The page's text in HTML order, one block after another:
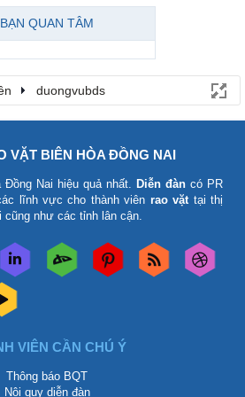
QUAN TÂM
duongvubds
VẶT BIÊN HÒA ĐỒNG NAI
Đồng Nai hiệu quả nhất. Diễn đàn có PR
lĩnh vực cho thành viên rao vặttại thị
như các tỉnh lân cận.
VIÊN CẦN CHÚ Ý
Thông báo BQT
Nội quy diễn đàn